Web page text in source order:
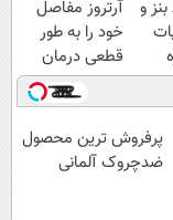
بنز و
آرتروز مفاصل
خود را به طور
قطعی درمان
کنید!
◗پرسش‌نامه◖
پرفروش ترین محصول
ضدچروک آلمانی